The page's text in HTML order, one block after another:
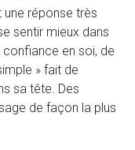
une réponse très
sentir mieux dans
en soi, de
» fait de
sa tête. Des
de façon la plus